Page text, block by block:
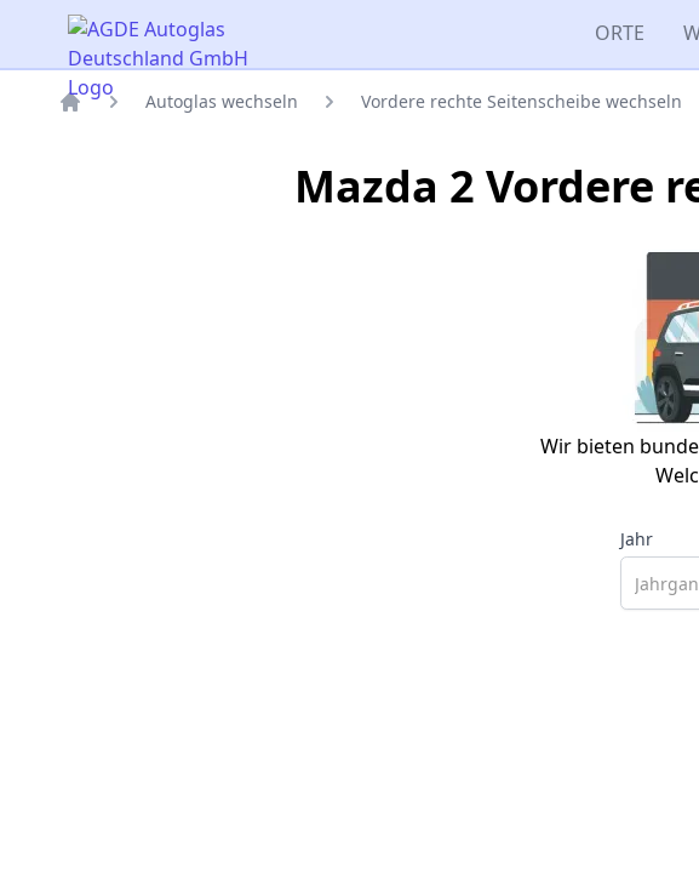
AGDE Autoglas Deutschland GmbH ORTE
Autoglas wechseln Vordere rechte Seitenscheibe wechseln
Mazda 2 Vordere
Wir bieten
Jahr